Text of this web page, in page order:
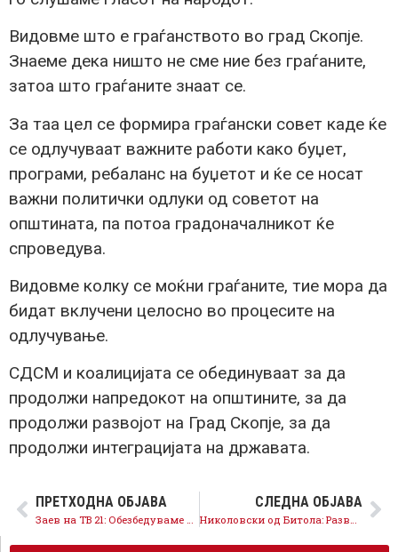
Видовме што е граѓанството во град Скопје.
Знаеме дека ништо не сме ние без граѓаните,
затоа што граѓаните знаат се.
За таа цел се формира граѓански совет каде ќе
се одлучуваат важните работи како буџет,
програми, ребаланс на буџетот и ќе се носат
важни политички одлуки од советот на
општината, па потоа градоначалникот ќе
спроведува.
Видовме колку се моќни граѓаните, тие мора да
бидат вклучени целосно во процесите на
одлучување.
СДСМ и коалицијата се обединуваат за да
продолжи напредокот на општините, за да
продолжи развојот на Град Скопје, за да
продолжи интеграцијата на државата.
ПРЕТХОДНА ОБЈАВА СЛЕДНА ОБЈАВА